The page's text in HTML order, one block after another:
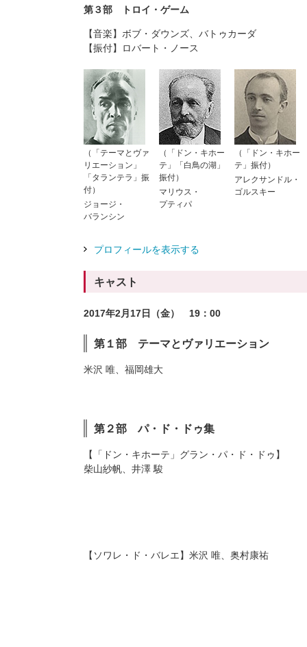
第３部 トロイ・ゲーム
音楽
ボブ・ダウンズ、バトゥカーダ
振付
ロバート・ノース
（「テーマとヴァ
リエーション」
「タランテラ」振
付）
ジョージ・
バランシン
（「ドン・キホー
テ」「白鳥の湖」
振付）
マリウス・
プティパ
（「ドン・キホー
テ」振付）
アレクサンドル・
ゴルスキー
プロフィールを表示する
キャスト
2017年2月17日（金） 19：00
第１部 テーマとヴァリエーション
米沢 唯、福岡雄大
第２部 パ・ド・ドゥ集
「ドン・キホーテ」グラン・パ・ド・ドゥ
柴山紗帆、井澤 駿
ソワレ・ド・バレエ 米沢 唯、奥村康祐